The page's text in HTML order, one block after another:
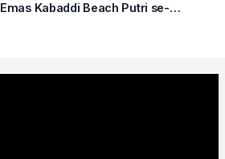
Emas Kabaddi Beach Putri se-